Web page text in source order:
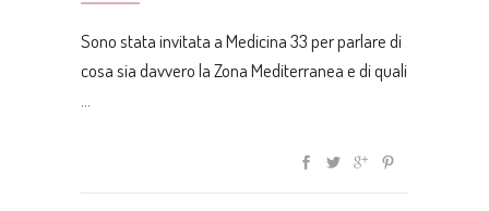
Sono stata invitata a Medicina 33 per parlare di
cosa sia davvero la Zona Mediterranea e di quali